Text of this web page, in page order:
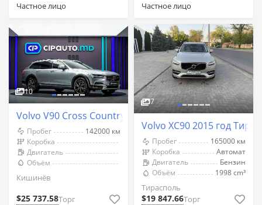
Частное лицо Частное лицо
10
Volvo V90 Cross Country 2018 год Кишинёв
Пробег
142000 км
Коробка
Двигатель
Объём
Кишинёв
$25 737.58Торг
7
Volvo XC90 2015 год
Пробег
165000 км
Коробка
Автомат
Двигатель
Бензин
Объём
1998 cm³
Тирасполь
$19 847.66Торг